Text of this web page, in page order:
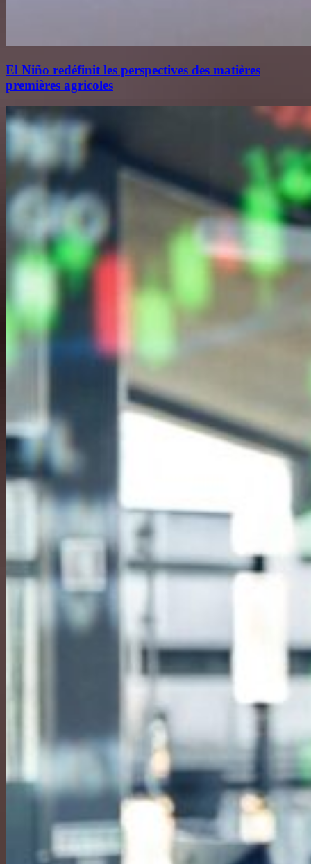
El Niño redéfinit les perspectives des matières
premières agricoles